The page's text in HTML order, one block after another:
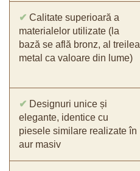
✔ Calitate superioară a
materialelor utilizate (la
bază se află bronz, al treilea
metal ca valoare din lume)
✔ Designuri unice și
elegante, identice cu
piesele similare realizate în
aur masiv